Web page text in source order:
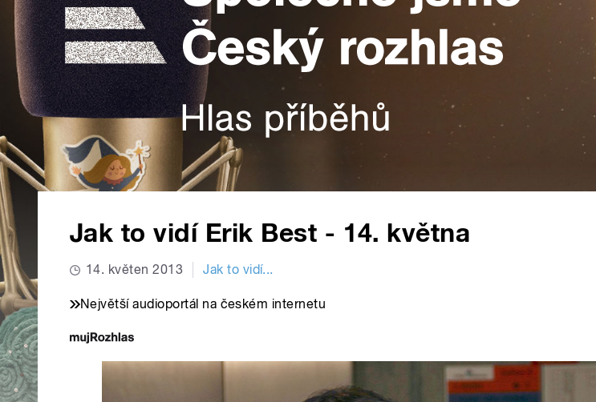
Jak to vidí Erik Best - 14. května
14. květen 2013 Jak to vidí...
Největší audioportál na českém internetu